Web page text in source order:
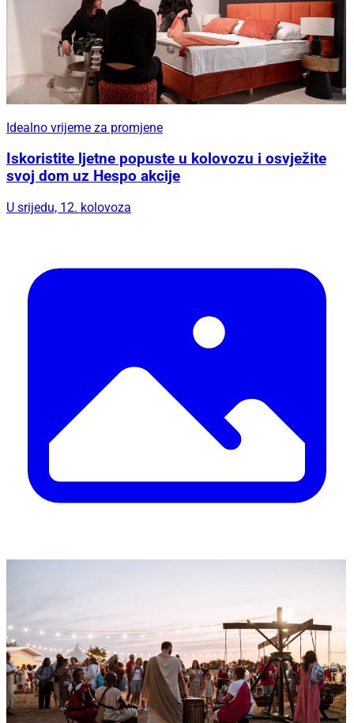
Idealno vrijeme za promjene
Iskoristite ljetne popuste u kolovozu i osvježite
svoj dom uz Hespo akcije
U srijedu, 12. kolovoza